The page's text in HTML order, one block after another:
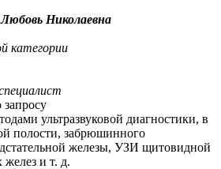
Любовь Николаевна
категории
запросу
ультразвуковой диагностики, в
полости, забрюшинного
железы, УЗИ щитовидной
и т. д.